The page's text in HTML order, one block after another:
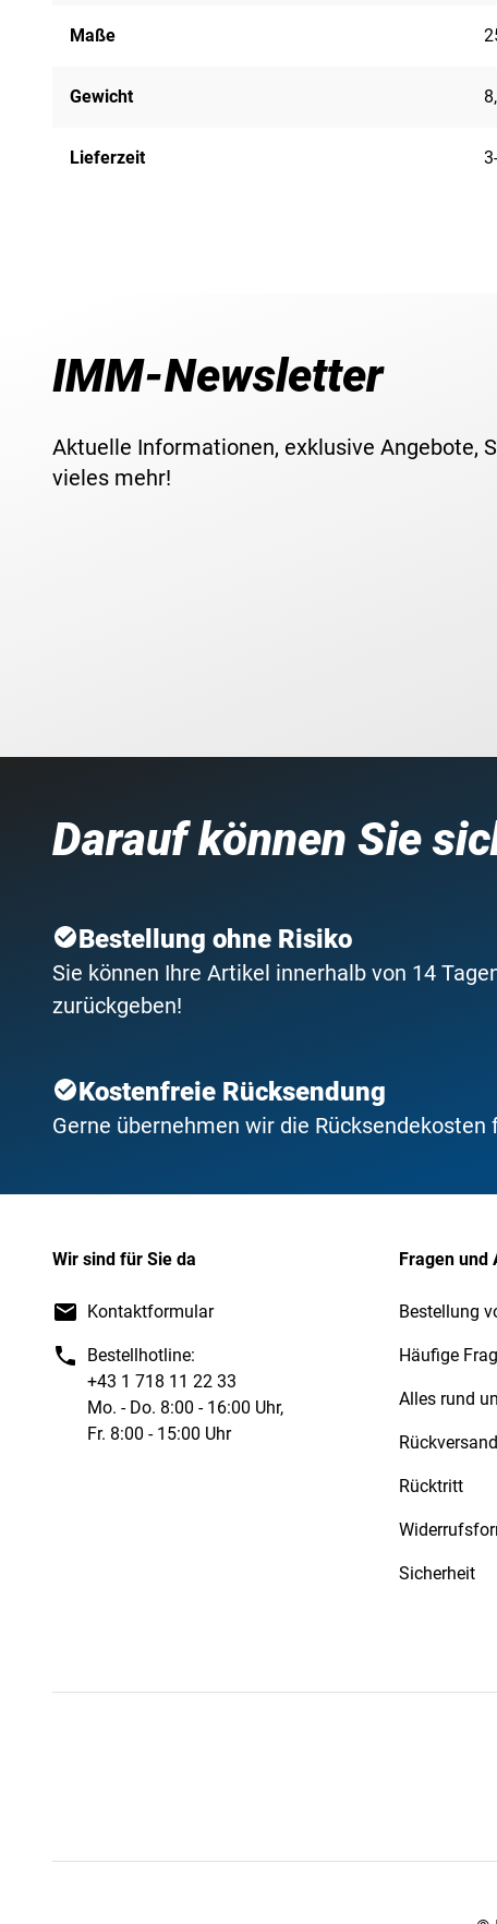
Maße
Gewicht
Lieferzeit
IMM-Newsletter
Aktuelle Informationen, exklusive Angebote,
vieles mehr!
Darauf können Sie
Bestellung ohne Risiko
Sie können Ihre Artikel innerhalb von 14
zurückgeben!
Kostenfreie Rücksendung
Gerne übernehmen wir die Rücksendekosten
Wir sind für Sie da
Kontaktformular
Bestellhotline:
+43 1 718 11 22 33
Mo. - Do. 8:00 - 16:00 Uhr,
Fr. 8:00 - 15:00 Uhr
Fragen und
Bestellung
Häufige
Alles rund
Rückversand
Rücktritt
Sicherheit